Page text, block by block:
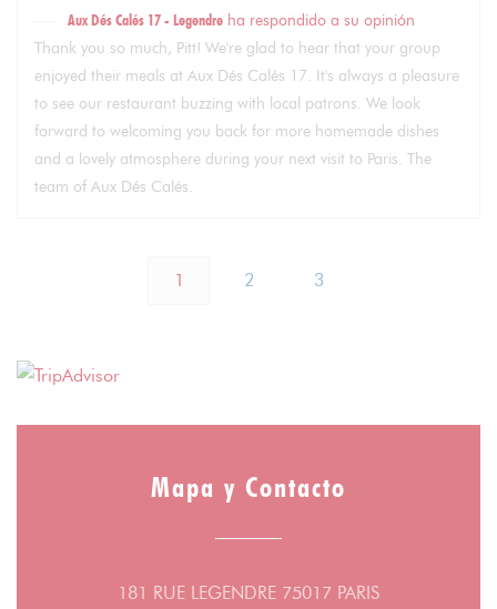
Aux Dés Calés 17 - Legendre ha respondido a su opinión
Thank you so much, Pitt! We're glad to hear that your group
enjoyed their meals at Aux Dés Calés 17. It's always a pleasure
to see our restaurant buzzing with local patrons. We look
forward to welcoming you back for more homemade dishes
and a lovely atmosphere during your next visit to Paris. The
team of Aux Dés Calés.
1 2 3
Mapa y Contacto
181 RUE LEGENDRE 75017 PARIS((abre en una